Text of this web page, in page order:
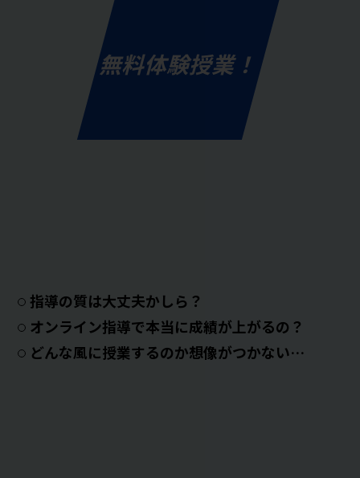
無料体験授業！
指導の質は大丈夫かしら？
オンライン指導で本当に成績が上がるの？
どんな風に授業するのか想像がつかない…